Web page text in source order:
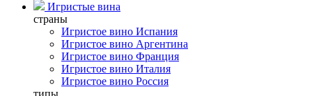
Игристые вина
страны
Игристое вино Испания
Игристое вино Аргентина
Игристое вино Франция
Игристое вино Италия
Игристое вино Россия
типы